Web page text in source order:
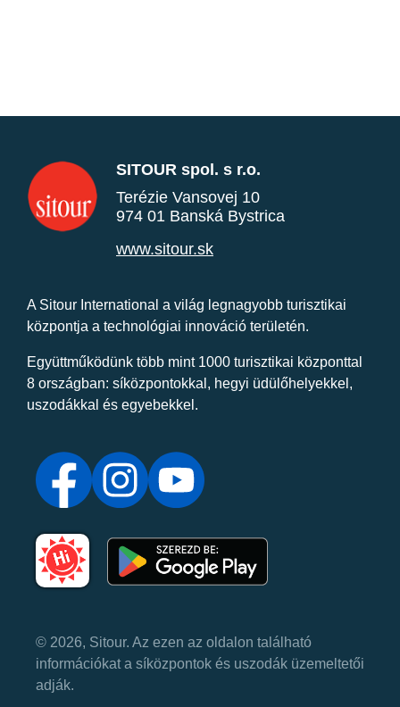
SITOUR spol. s r.o.
Terézie Vansovej 10
974 01 Banská Bystrica
www.sitour.sk
A Sitour International a világ legnagyobb turisztikai
központja a technológiai innováció területén.
Együttműködünk több mint 1000 turisztikai központtal
8 országban: síközpontokkal, hegyi üdülőhelyekkel,
uszodákkal és egyebekkel.
© 2026, Sitour. Az ezen az oldalon található
információkat a síközpontok és uszodák üzemeltetői
adják.